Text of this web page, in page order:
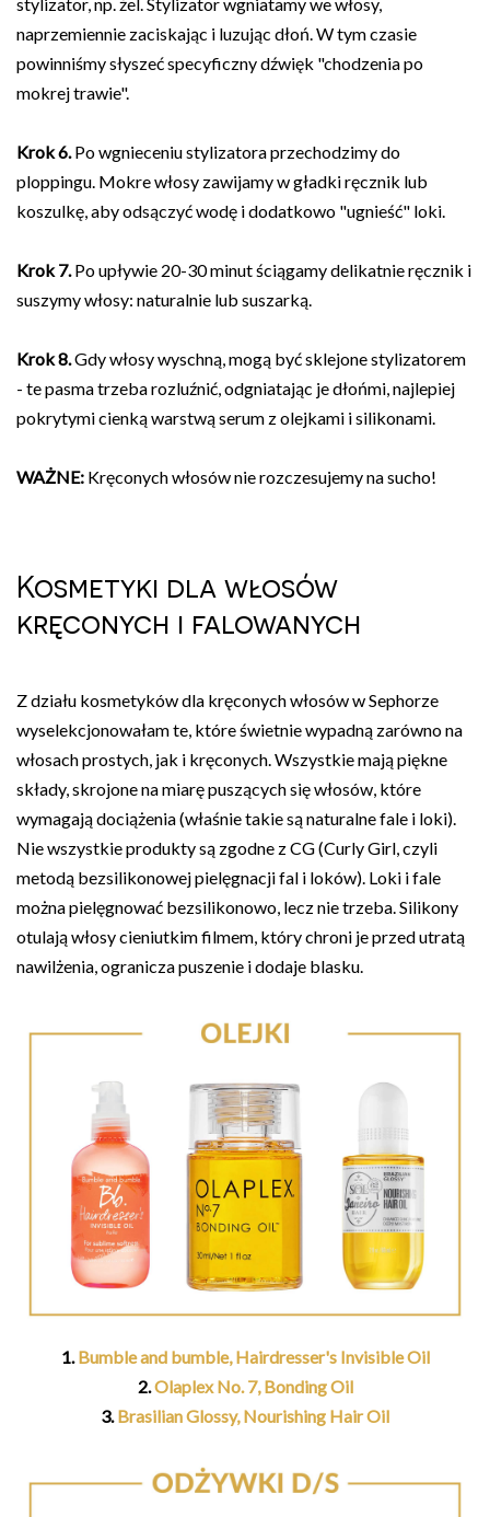
naprzemiennie zaciskając i luzując dłoń. W tym czasie
powinniśmy słyszeć specyficzny dźwięk "chodzenia po
mokrej trawie".
Krok 6.Po wgnieceniu stylizatora przechodzimy do
ploppingu. Mokre włosy zawijamy w gładki ręcznik lub
koszulkę, aby odsączyć wodę i dodatkowo "ugnieść" loki.
Krok 7.Po upływie 20-30 minut ściągamy delikatnie ręcznik i
suszymy włosy: naturalnie lub suszarką.
Krok 8.Gdy włosy wyschną, mogą być sklejone stylizatorem
- te pasma trzeba rozluźnić, odgniatając je dłońmi, najlepiej
pokrytymi cienką warstwą serum z olejkami i silikonami.
WAŻNE: Kręconych włosów nie rozczesujemy na sucho!
Kosmetyki dla włosów
kręconych i falowanych
Z działu kosmetyków dla kręconych włosów w Sephorze
wyselekcjonowałam te, które świetnie wypadną zarówno na
włosach prostych, jak i kręconych. Wszystkie mają piękne
składy, skrojone na miarę puszących się włosów, które
wymagają dociążenia (właśnie takie są naturalne fale i loki).
Nie wszystkie produkty są zgodne z CG (Curly Girl, czyli
metodą bezsilikonowej pielęgnacji fal i loków). Loki i fale
można pielęgnować bezsilikonowo, lecz nie trzeba. Silikony
otulają włosy cieniutkim filmem, który chroni je przed utratą
nawilżenia, ogranicza puszenie i dodaje blasku.
1. Bumble and bumble, Hairdresser's Invisible Oil
2.Olaplex No. 7, Bonding Oil
3. Brasilian Glossy, Nourishing Hair Oil